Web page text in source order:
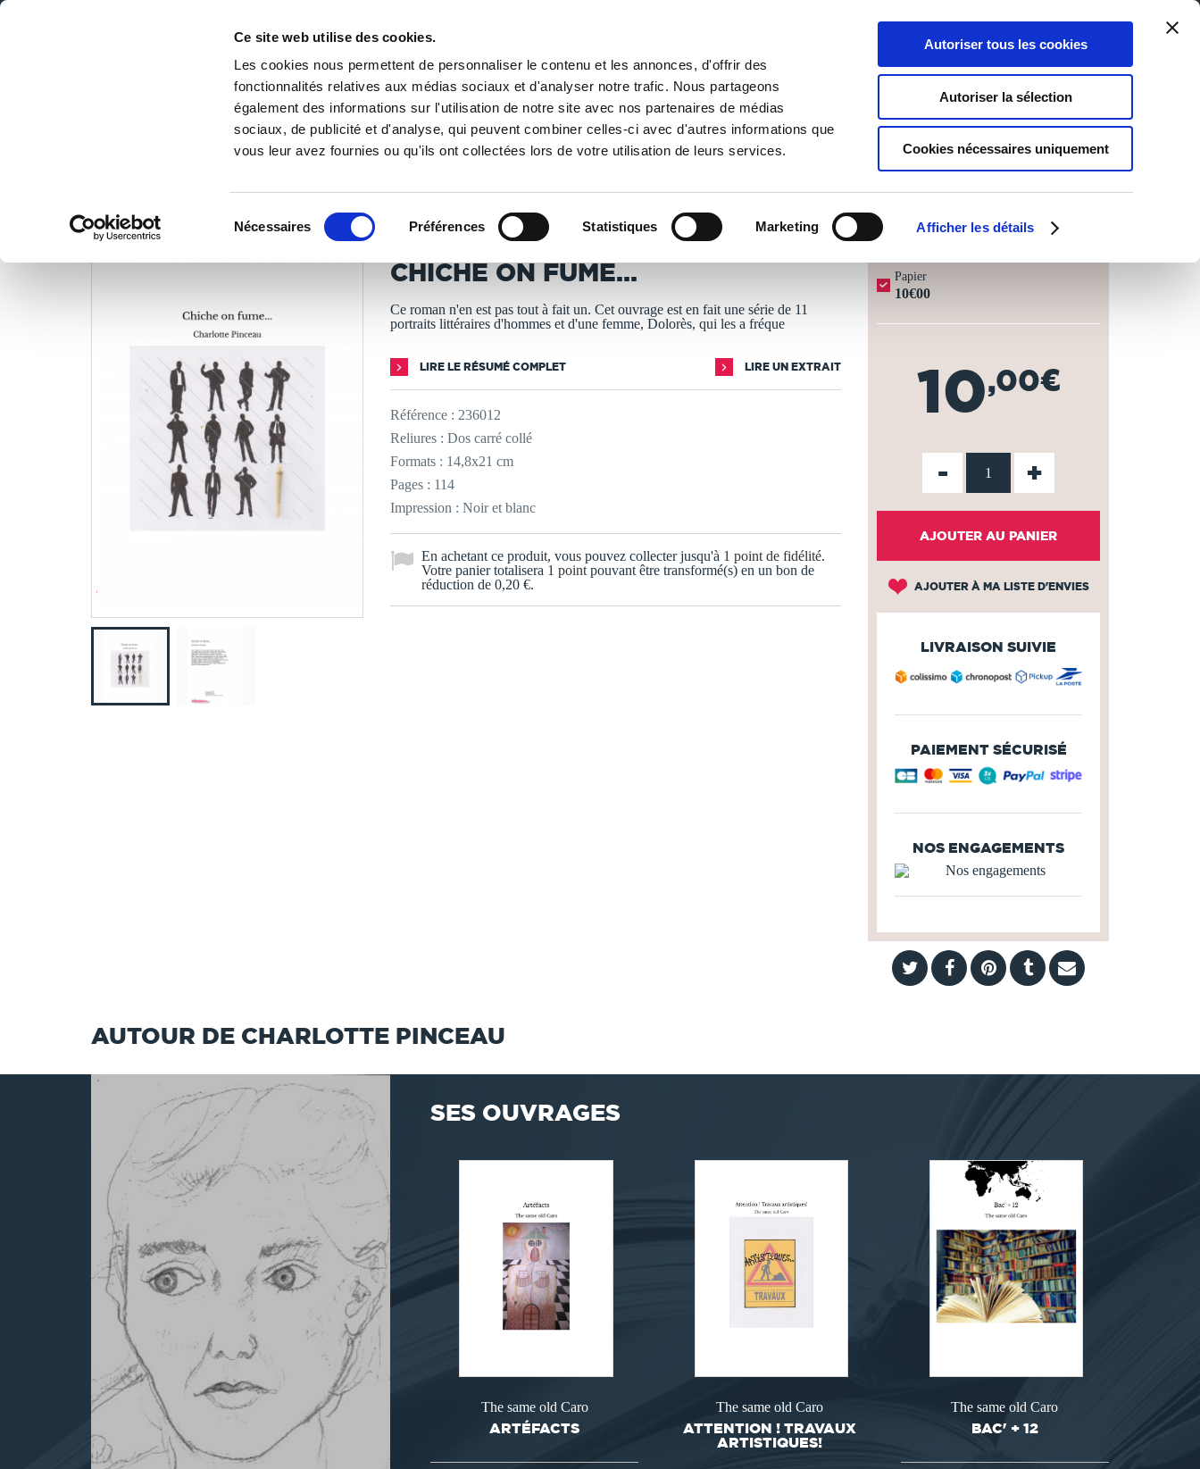
Ce site web utilise des cookies.
Les cookies nous permettent de personnaliser le contenu et les annonces, d'offrir des
fonctionnalités relatives aux médias sociaux et d'analyser notre trafic. Nous partageons
également des informations sur l'utilisation de notre site avec nos partenaires de médias
sociaux, de publicité et d'analyse, qui peuvent combiner celles-ci avec d'autres informations que
vous leur avez fournies ou qu'ils ont collectées lors de votre utilisation de leurs services.
Nécessaires Préférences Statistiques Marketing Afficher les détails
Autoriser tous les cookies
Autoriser la sélection
Cookies nécessaires uniquement
DE LA PAGE BLANCHE... AU BEST SELLER
0
Panier
0
Ma liste
Connexion
PUBLIER UN LIVRE LIBRAIRIE
/ Littérature / Romans / Chiche on fume...
LES LIVRES SONT IMPRIMÉS À LA DEMANDE - DÉLAI ACTUEL : 3 À 5 JOURS OUVRÉS ⏱️
Charlotte Pinceau
CHICHE ON FUME...
Ce roman n'en est pas tout à fait un. Cet ouvrage est en fait une série de 11
portraits littéraires d'hommes et d'une femme, Dolorès, qui les a fréque
LIRE LE RÉSUMÉ COMPLET LIRE UN EXTRAIT
Référence : 236012
Reliures : Dos carré collé
Formats : 14,8x21 cm
Pages : 114
Impression : Noir et blanc
En achetant ce produit, vous pouvez collecter jusqu'à 1 point de fidélité.
Votre panier totalisera 1 point pouvant être transformé(s) en un bon de
réduction de 0,20 €.
Papier
10€00
10,00€
- +
AJOUTER AU PANIER
AJOUTER À MA LISTE D'ENVIES
LIVRAISON SUIVIE
PAIEMENT SÉCURISÉ
NOS ENGAGEMENTS
AUTOUR DE CHARLOTTE PINCEAU
SES OUVRAGES
The same old Caro
ARTÉFACTS
The same old Caro
ATTENTION ! TRAVAUX
ARTISTIQUES!
The same old Caro
BAC' + 12